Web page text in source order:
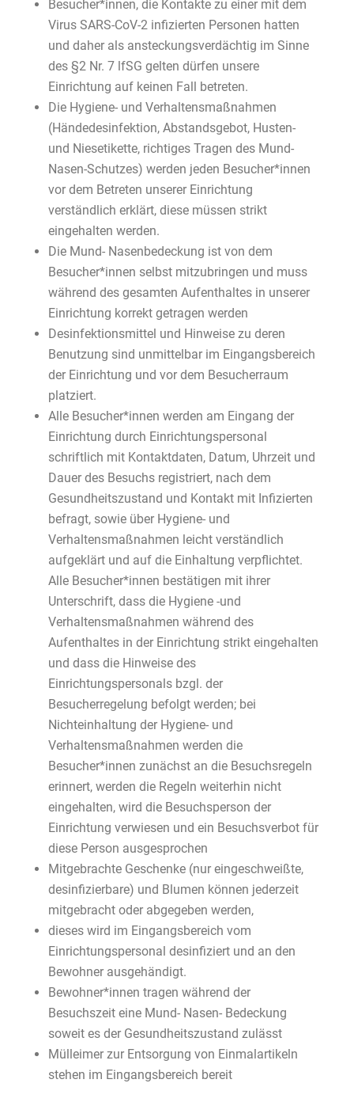
Besucher*innen, die Kontakte zu einer mit dem
Virus SARS-CoV-2 infizierten Personen hatten
und daher als ansteckungsverdächtig im Sinne
des §2 Nr. 7 lfSG gelten dürfen unsere
Einrichtung auf keinen Fall betreten.
Die Hygiene- und Verhaltensmaßnahmen
(Händedesinfektion, Abstandsgebot, Husten-
und Niesetikette, richtiges Tragen des Mund-
Nasen-Schutzes) werden jeden Besucher*innen
vor dem Betreten unserer Einrichtung
verständlich erklärt, diese müssen strikt
eingehalten werden.
Die Mund- Nasenbedeckung ist von dem
Besucher*innen selbst mitzubringen und muss
während des gesamten Aufenthaltes in unserer
Einrichtung korrekt getragen werden
Desinfektionsmittel und Hinweise zu deren
Benutzung sind unmittelbar im Eingangsbereich
der Einrichtung und vor dem Besucherraum
platziert.
Alle Besucher*innen werden am Eingang der
Einrichtung durch Einrichtungspersonal
schriftlich mit Kontaktdaten, Datum, Uhrzeit und
Dauer des Besuchs registriert, nach dem
Gesundheitszustand und Kontakt mit Infizierten
befragt, sowie über Hygiene- und
Verhaltensmaßnahmen leicht verständlich
aufgeklärt und auf die Einhaltung verpflichtet.
Alle Besucher*innen bestätigen mit ihrer
Unterschrift, dass die Hygiene -und
Verhaltensmaßnahmen während des
Aufenthaltes in der Einrichtung strikt eingehalten
und dass die Hinweise des
Einrichtungspersonals bzgl. der
Besucherregelung befolgt werden; bei
Nichteinhaltung der Hygiene- und
Verhaltensmaßnahmen werden die
Besucher*innen zunächst an die Besuchsregeln
erinnert, werden die Regeln weiterhin nicht
eingehalten, wird die Besuchsperson der
Einrichtung verwiesen und ein Besuchsverbot für
diese Person ausgesprochen
Mitgebrachte Geschenke (nur eingeschweißte,
desinfizierbare) und Blumen können jederzeit
mitgebracht oder abgegeben werden,
dieses wird im Eingangsbereich vom
Einrichtungspersonal desinfiziert und an den
Bewohner ausgehändigt.
Bewohner*innen tragen während der
Besuchszeit eine Mund- Nasen- Bedeckung
soweit es der Gesundheitszustand zulässt
Mülleimer zur Entsorgung von Einmalartikeln
stehen im Eingangsbereich bereit